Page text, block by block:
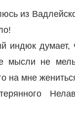
из
индюк думает,
мысли не
на мне